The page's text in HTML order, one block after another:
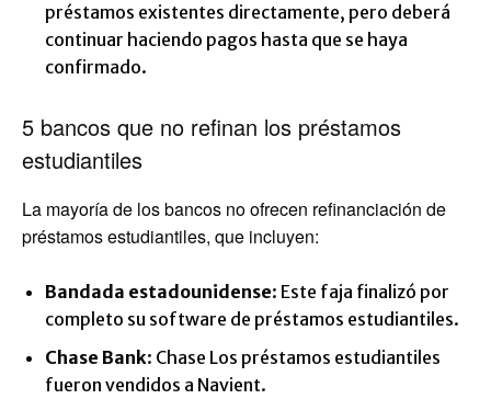
préstamos existentes directamente, pero deberá
continuar haciendo pagos hasta que se haya
confirmado.
5 bancos que no refinan los préstamos
estudiantiles
La mayoría de los bancos no ofrecen refinanciación de
préstamos estudiantiles, que incluyen:
Bandada estadounidense: Este faja finalizó por
completo su software de préstamos estudiantiles.
Chase Bank: Chase Los préstamos estudiantiles
fueron vendidos a Navient.